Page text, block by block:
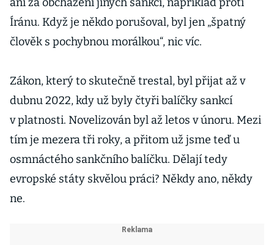
Íránu. Když je někdo porušoval, byl jen „špatný
člověk s pochybnou morálkou“, nic víc.
Zákon, který to skutečně trestal, byl přijat až v
dubnu 2022, kdy už byly čtyři balíčky sankcí
v platnosti. Novelizován byl až letos v únoru. Mezi
tím je mezera tři roky, a přitom už jsme teď u
osmnáctého sankčního balíčku. Dělají tedy
evropské státy skvělou práci? Někdy ano, někdy
ne.